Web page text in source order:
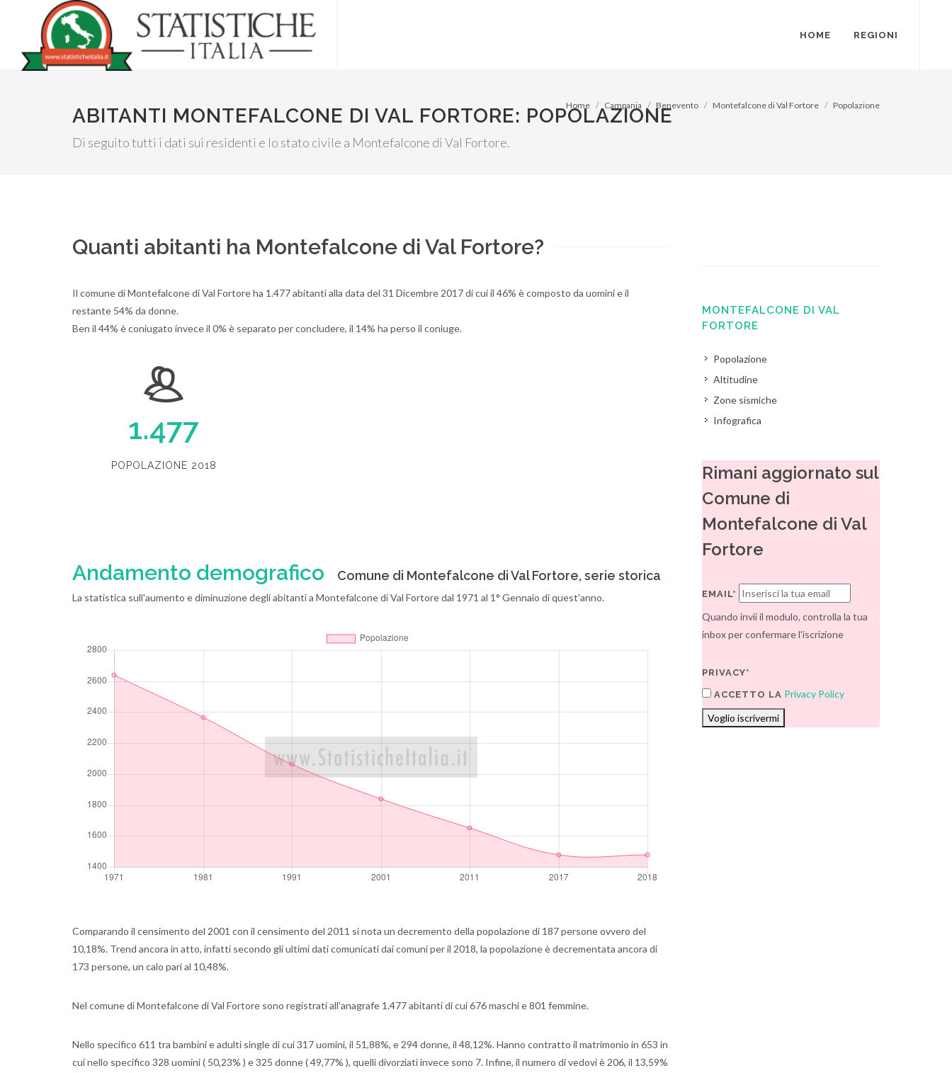
HOME REGIONI
ABITANTI MONTEFALCONE DI VAL FORTORE: POPOLAZIONE
Di seguito tutti i dati sui residenti e lo stato civile a Montefalcone di Val Fortore.
Home Campania Benevento Montefalcone di Val Fortore Popolazione
Quanti abitanti ha Montefalcone di Val Fortore?
Il comune di Montefalcone di Val Fortore ha 1.477 abitanti alla data del 31 Dicembre 2017 di cui il 46% è composto da uomini e il
restante 54% da donne.
Ben il 44% è coniugato invece il 0% è separato per concludere, il 14% ha perso il coniuge.
1.477
POPOLAZIONE 2018
Andamento demografico Comune di Montefalcone di Val Fortore, serie storica
La statistica sull'aumento e diminuzione degli abitanti a Montefalcone di Val Fortore dal 1971 al 1° Gennaio di quest'anno.
Comparando il censimento del 2001 con il censimento del 2011 si nota un decremento della popolazione di 187 persone ovvero del
10,18%. Trend ancora in atto, infatti secondo gli ultimi dati comunicati dai comuni per il 2018, la popolazione è decrementata ancora di
173 persone, un calo pari al 10,48%.
Nel comune di Montefalcone di Val Fortore sono registrati all'anagrafe 1.477 abitanti di cui 676 maschi e 801 femmine.
Nello specifico 611 tra bambini e adulti single di cui 317 uomini, il 51,88%, e 294 donne, il 48,12%. Hanno contratto il matrimonio in 653 in
cui nello specifico 328 uomini ( 50,23% ) e 325 donne ( 49,77% ), quelli divorziati invece sono 7. Infine, il numero di vedovi è 206, il 13,59%
MONTEFALCONE DI VAL
FORTORE
Popolazione
Altitudine
Zone sismiche
Infografica
Rimani aggiornato sul
Comune di
Montefalcone di Val
Fortore
EMAIL*
Quando invii il modulo, controlla la tua
inbox per confermare l'iscrizione
PRIVACY*
ACCETTO LA Privacy Policy
Voglio iscrivermi